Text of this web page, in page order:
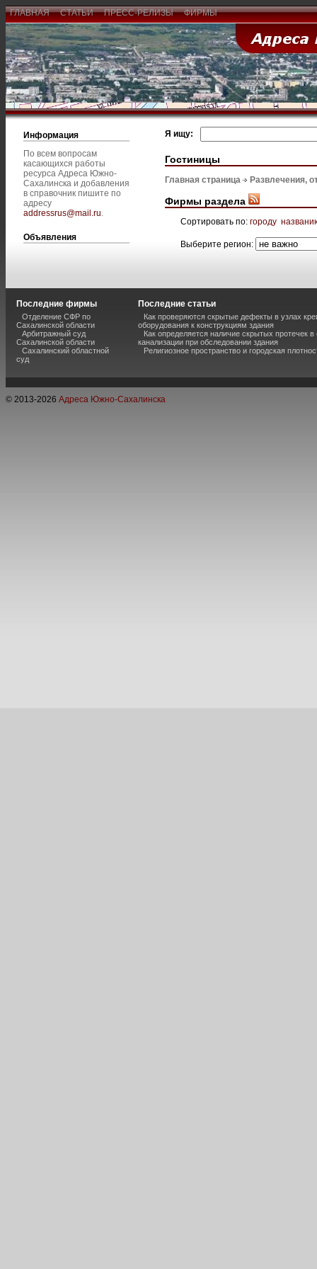
ГЛАВНАЯ СТАТЬИ ПРЕСС-РЕЛИЗЫ ФИРМЫ
Информация
По всем вопросам
касающихся работы
ресурса Адреса Южно-
Сахалинска и добавления
в справочник пишите по
адресу
addressrus@mail.ru.
Объявления
Я ищу:
Гостиницы
Главная страница Развлечения,
Фирмы раздела
Сортировать по: городу
Выберите регион:
Последние фирмы
Отделение СФР по
Сахалинской области
Арбитражный суд
Сахалинской области
Сахалинский областной
суд
Последние статьи
Как проверяются скрытые дефекты в узлах
оборудования к конструкциям здания
Как определяется наличие скрытых протечек
канализации при обследовании здания
Религиозное пространство и городская
© 2013-2026 Адреса Южно-Сахалинска